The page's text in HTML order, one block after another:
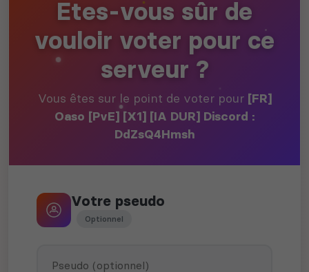
Etes-vous sûr de
vouloir voter pour ce
serveur ?
Vous êtes sur le point de voter pour [FR]
Oaso [PvE] [X1] [IA DUR] Discord :
DdZsQ4Hmsh
Votre pseudo
Optionnel